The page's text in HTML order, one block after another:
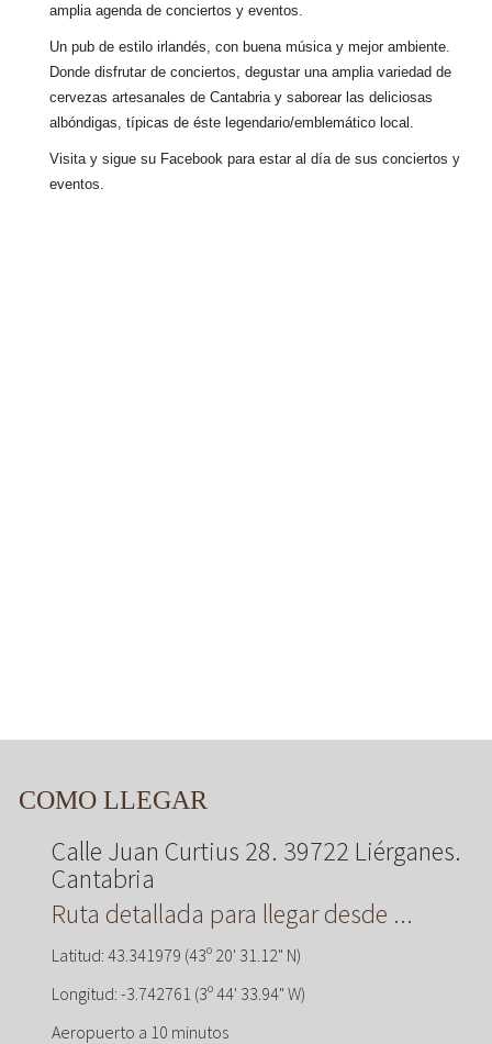
amplia agenda de conciertos y eventos.
Un pub de estilo irlandés, con buena música y mejor ambiente.
Donde disfrutar de conciertos, degustar una amplia variedad de
cervezas artesanales de Cantabria y saborear las deliciosas
albóndigas, típicas de éste legendario/emblemático local.
Visita y sigue su Facebook para estar al día de sus conciertos y
eventos.
COMO LLEGAR
Calle Juan Curtius 28. 39722 Liérganes.
Cantabria
Ruta detallada para llegar desde ...
Latitud: 43.341979 (43º 20' 31.12" N)
Longitud: -3.742761 (3º 44' 33.94" W)
Aeropuerto a 10 minutos